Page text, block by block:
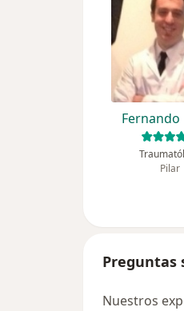
Fernando
Pilar
Preguntas
Nuestros